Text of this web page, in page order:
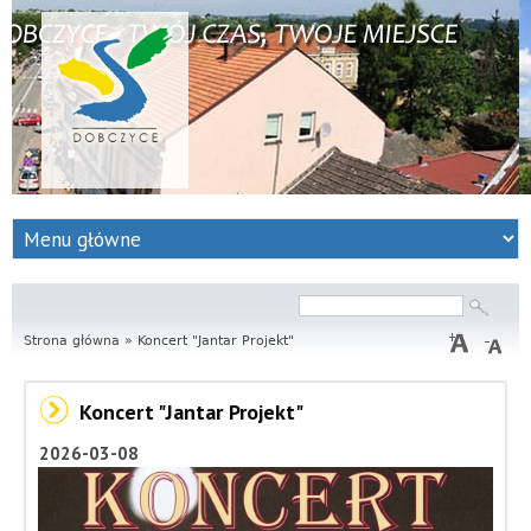
S
e
w
i
s
I
Formularz
wyszukiwania
Strona główna » Koncert "Jantar Projekt"
Koncert "Jantar Projekt"
2026-03-08